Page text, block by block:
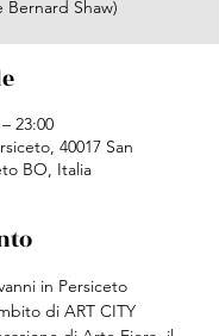
Bernard Shaw)
23:00
40017 San
BO, Italia
in Persiceto
di ART CITY